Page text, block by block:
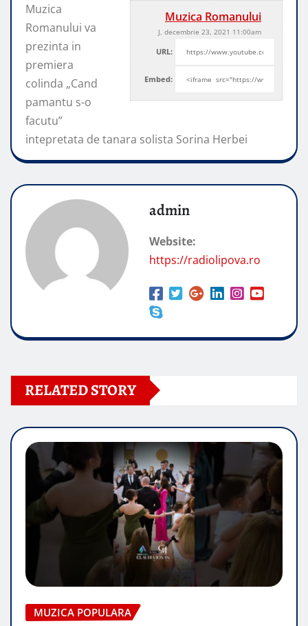
Muzica Romanului
J, decembrie 23, 2021 11:00am
URL:
Embed:
Muzica
Romanului va
prezinta in
premiera
colinda „Cand
pamantu s-o
facutu”
intepretata de tanara solista Sorina Herbei
admin
Website:
https://radiolipova.ro
RELATED STORY
MUZICA POPULARA